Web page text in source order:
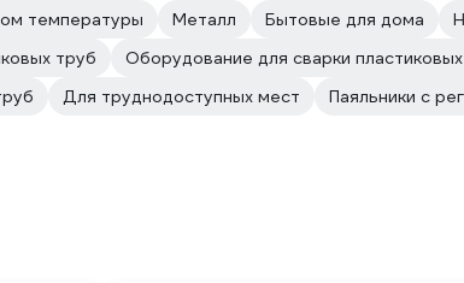
температуры Металл Бытовые для дома
труб
Оборудование для сварки
Для труднодоступных мест Паяльники с